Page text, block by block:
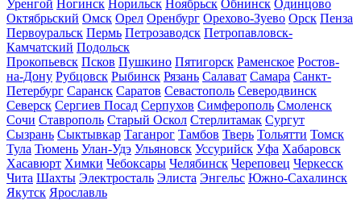
Уренгой Ногинск Норильск Ноябрьск Обнинск Одинцово
Октябрьский Омск Орел Оренбург Орехово-Зуево Орск Пенза
Первоуральск Пермь Петрозаводск Петропавловск-
Камчатский Подольск
Прокопьевск Псков Пушкино Пятигорск Раменское Ростов-
на-Дону Рубцовск Рыбинск Рязань Салават Самара Санкт-
Петербург Саранск Саратов Севастополь Северодвинск
Северск Сергиев Посад Серпухов Симферополь Смоленск
Сочи Ставрополь Старый Оскол Стерлитамак Сургут
Сызрань Сыктывкар Таганрог Тамбов Тверь Тольятти Томск
Тула Тюмень Улан-Удэ Ульяновск Уссурийск Уфа Хабаровск
Хасавюрт Химки Чебоксары Челябинск Череповец Черкесск
Чита Шахты Электросталь Элиста Энгельс Южно-Сахалинск
Якутск Ярославль